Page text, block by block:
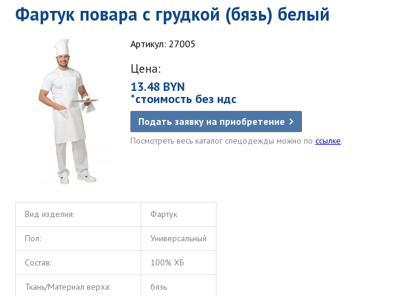
Фартук повара с грудкой (бязь) белый
Артикул: 27005
Цена:
13.48 BYN
*стоимость без ндс
Подать заявку на приобретение
Посмотреть весь каталог спецодежды можно по ссылке.
Вид изделия: Фартук
Пол: Универсальный
Состав: 100% ХБ
Ткань/Материал верха: бязь